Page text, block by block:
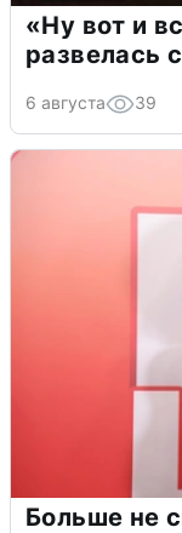
«Ну вот и
развелась
6 августа 39
Больше не